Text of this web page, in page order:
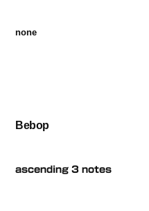
none
Bebop
ascending 3 notes